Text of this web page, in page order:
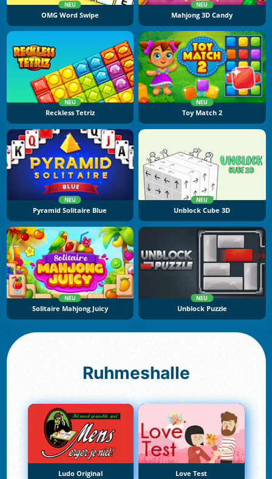
NEU
OMG Word Swipe
NEU
Mahjong 3D Candy
NEU
Reckless Tetriz
NEU
Toy Match 2
NEU
Pyramid Solitaire Blue
NEU
Unblock Cube 3D
NEU
Solitaire Mahjong Juicy
NEU
Unblock Puzzle
Ruhmeshalle
Ludo Original Love Test